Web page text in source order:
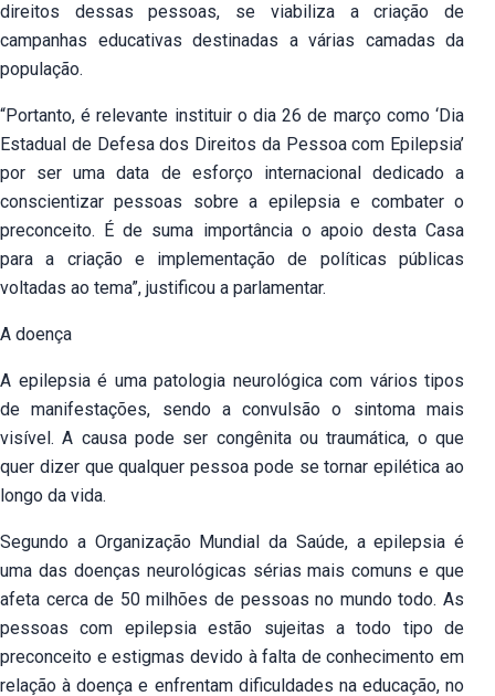
direitos dessas pessoas, se viabiliza a criação de
campanhas educativas destinadas a várias camadas da
população.
“Portanto, é relevante instituir o dia 26 de março como ‘Dia
Estadual de Defesa dos Direitos da Pessoa com Epilepsia’
por ser uma data de esforço internacional dedicado a
conscientizar pessoas sobre a epilepsia e combater o
preconceito. É de suma importância o apoio desta Casa
para a criação e implementação de políticas públicas
voltadas ao tema”, justificou a parlamentar.
A doença
A epilepsia é uma patologia neurológica com vários tipos
de manifestações, sendo a convulsão o sintoma mais
visível. A causa pode ser congênita ou traumática, o que
quer dizer que qualquer pessoa pode se tornar epilética ao
longo da vida.
Segundo a Organização Mundial da Saúde, a epilepsia é
uma das doenças neurológicas sérias mais comuns e que
afeta cerca de 50 milhões de pessoas no mundo todo. As
pessoas com epilepsia estão sujeitas a todo tipo de
preconceito e estigmas devido à falta de conhecimento em
relação à doença e enfrentam dificuldades na educação, no